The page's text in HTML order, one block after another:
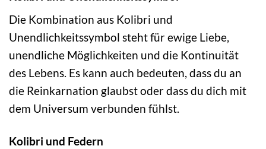
Die Kombination aus Kolibri und
Unendlichkeitssymbol steht für ewige Liebe,
unendliche Möglichkeiten und die Kontinuität
des Lebens. Es kann auch bedeuten, dass du an
die Reinkarnation glaubst oder dass du dich mit
dem Universum verbunden fühlst.
Kolibri und Federn